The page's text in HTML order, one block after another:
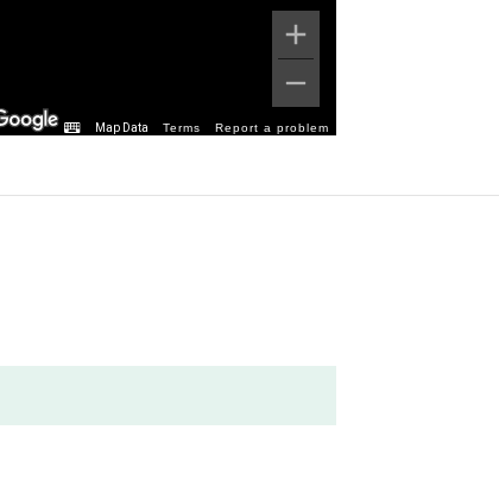
Map Data Terms Report a problem